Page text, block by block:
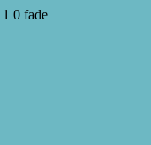
1 0 fade